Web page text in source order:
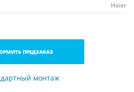
Haier
ПРЕДЗАКАЗ
монтаж